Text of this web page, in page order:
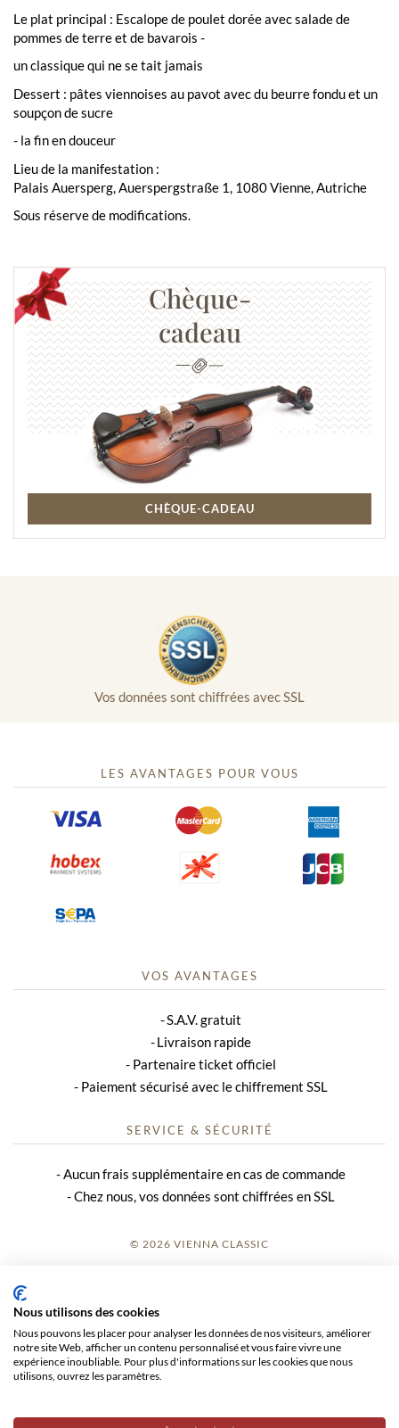
Le plat principal : Escalope de poulet dorée avec salade de
pommes de terre et de bavarois -
un classique qui ne se tait jamais
Dessert : pâtes viennoises au pavot avec du beurre fondu et un
soupçon de sucre
- la fin en douceur
Lieu de la manifestation :
Palais Auersperg, Auerspergstraße 1, 1080 Vienne, Autriche
Sous réserve de modifications.
Chèque-
cadeau
CHÈQUE-CADEAU
Vos données sont chiffrées avec SSL
LES AVANTAGES POUR VOUS
VOS AVANTAGES
S.A.V. gratuit
Livraison rapide
Partenaire ticket officiel
Paiement sécurisé avec le chiffrement SSL
SERVICE & SÉCURITÉ
Aucun frais supplémentaire en cas de commande
Chez nous, vos données sont chiffrées en SSL
© 2026 VIENNA CLASSIC
CGV
Nous utilisons des cookies
Nous pouvons les placer pour analyser les données de nos visiteurs, améliorer
notre site Web, afficher un contenu personnalisé et vous faire vivre une
expérience inoubliable. Pour plus d'informations sur les cookies que nous
utilisons, ouvrez les paramètres.